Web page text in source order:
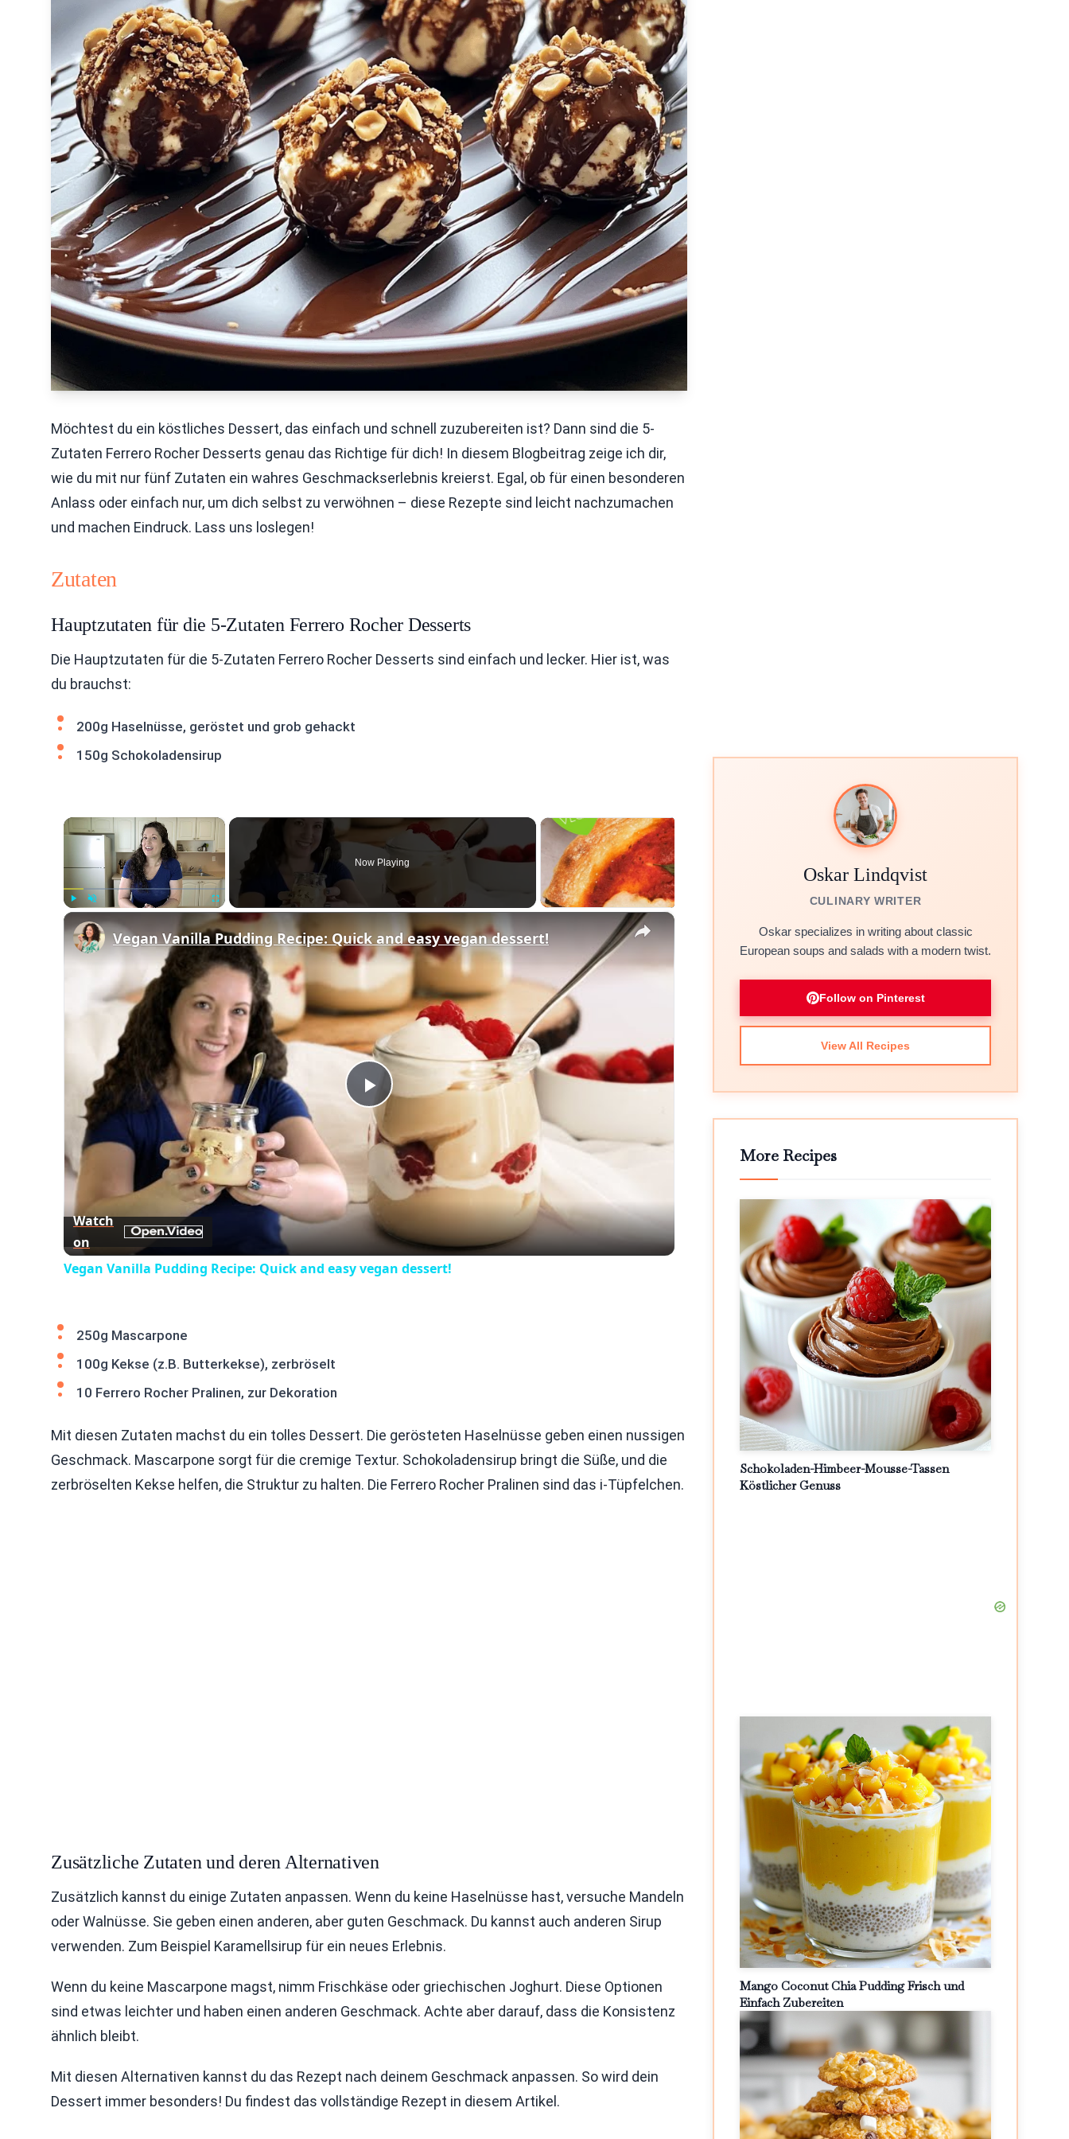
Möchtest du ein köstliches Dessert, das einfach und schnell zuzubereiten ist? Dann sind die 5-
Zutaten Ferrero Rocher Desserts genau das Richtige für dich! In diesem Blogbeitrag zeige ich dir,
wie du mit nur fünf Zutaten ein wahres Geschmackserlebnis kreierst. Egal, ob für einen besonderen
Anlass oder einfach nur, um dich selbst zu verwöhnen – diese Rezepte sind leicht nachzumachen
und machen Eindruck. Lass uns loslegen!
Zutaten
Hauptzutaten für die 5-Zutaten Ferrero Rocher Desserts
Die Hauptzutaten für die 5-Zutaten Ferrero Rocher Desserts sind einfach und lecker. Hier ist, was
du brauchst:
200g Haselnüsse, geröstet und grob gehackt
150g Schokoladensirup
×
Fullscreen
Now Playing
×
Play
Video
Vegan Vanilla Pudding Recipe: Quick and easy vegan dessert!
Watch
on
Vegan Vanilla Pudding Recipe: Quick and easy vegan dessert!
250g Mascarpone
100g Kekse (z.B. Butterkekse), zerbröselt
10 Ferrero Rocher Pralinen, zur Dekoration
Mit diesen Zutaten machst du ein tolles Dessert. Die gerösteten Haselnüsse geben einen nussigen
Geschmack. Mascarpone sorgt für die cremige Textur. Schokoladensirup bringt die Süße, und die
zerbröselten Kekse helfen, die Struktur zu halten. Die Ferrero Rocher Pralinen sind das i-Tüpfelchen.
Zusätzliche Zutaten und deren Alternativen
Zusätzlich kannst du einige Zutaten anpassen. Wenn du keine Haselnüsse hast, versuche Mandeln
oder Walnüsse. Sie geben einen anderen, aber guten Geschmack. Du kannst auch anderen Sirup
verwenden. Zum Beispiel Karamellsirup für ein neues Erlebnis.
Wenn du keine Mascarpone magst, nimm Frischkäse oder griechischen Joghurt. Diese Optionen
sind etwas leichter und haben einen anderen Geschmack. Achte aber darauf, dass die Konsistenz
ähnlich bleibt.
Mit diesen Alternativen kannst du das Rezept nach deinem Geschmack anpassen. So wird dein
Dessert immer besonders! Du findest das vollständige Rezept in diesem Artikel.
Oskar Lindqvist
CULINARY WRITER
Oskar specializes in writing about classic
European soups and salads with a modern twist.
Follow on Pinterest
View All Recipes
More Recipes
Schokoladen-Himbeer-Mousse-Tassen
Köstlicher Genuss
Mango Coconut Chia Pudding Frisch und
Einfach Zubereiten